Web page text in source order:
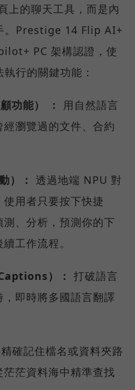
上的聊天工具，而是內
。Prestige 14 Flip AI+
PC 架構認證，使
行的關鍵功能：
功能） ：
用自然語言
瀏覽過的文件、合約
）： 透過地端 NPU 對
用者只要按下快捷
、分析，預測你的下
工作流程。
）： 打破語言
即時將多國語言翻譯
確記住檔名或資料夾路
茫資料海中精準查找